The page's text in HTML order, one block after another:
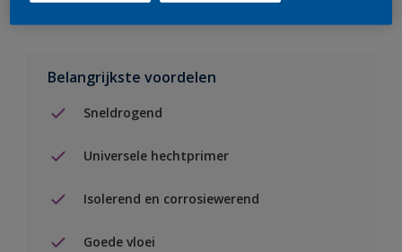
Belangrijkste voordelen
Sneldrogend
Universele hechtprimer
Isolerend en corrosiewerend
Goede vloei